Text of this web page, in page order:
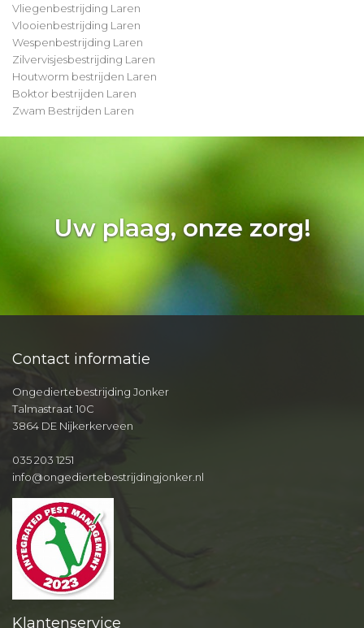
Vliegenbestrijding Laren
Vlooienbestrijding Laren
Wespenbestrijding Laren
Zilvervisjesbestrijding Laren
Houtworm bestrijden Laren
Boktor bestrijden Laren
Zwam Bestrijden Laren
Uw plaag, onze zorg!
Contact informatie
Ongediertebestrijding Jonker
Talmastraat 10C
3864 DE Nijkerkerveen
035 203 1251
info@ongediertebestrijdingjonker.nl
Klantenservice